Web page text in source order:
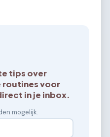
tips over
routines voor
in je inbox.
mogelijk.